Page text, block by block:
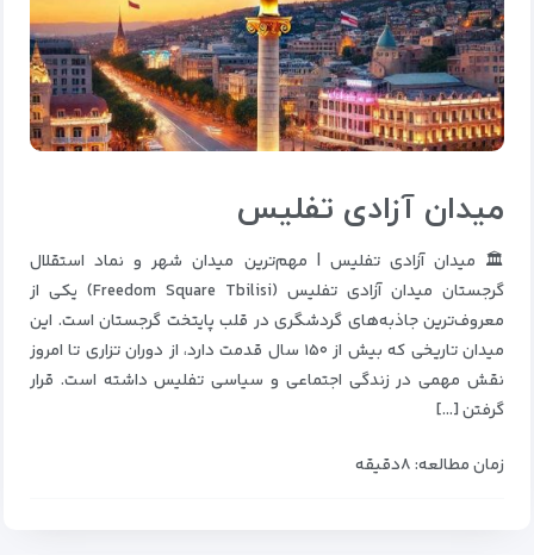
میدان آزادی تفلیس
🏛 میدان آزادی تفلیس | مهم‌ترین میدان شهر و نماد استقلال
گرجستان میدان آزادی تفلیس (Freedom Square Tbilisi) یکی از
معروف‌ترین جاذبه‌های گردشگری در قلب پایتخت گرجستان است. این
میدان تاریخی که بیش از ۱۵۰ سال قدمت دارد، از دوران تزاری تا امروز
نقش مهمی در زندگی اجتماعی و سیاسی تفلیس داشته است. قرار
گرفتن […]
زمان مطالعه: ۸دقیقه